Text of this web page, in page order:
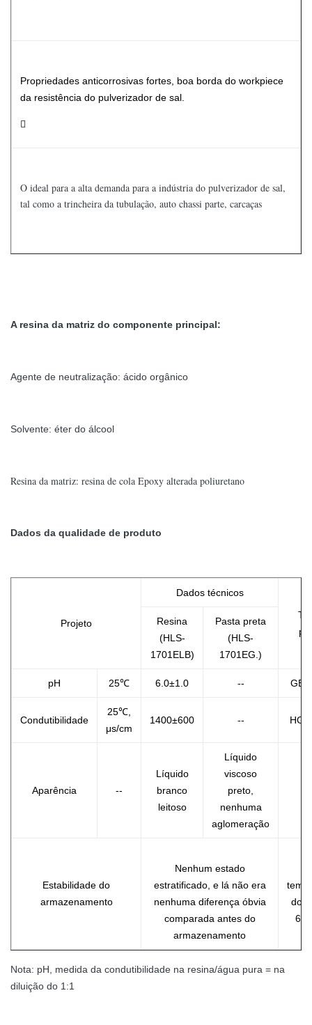
Propriedades anticorrosivas fortes, boa borda do workpiece
da resistência do pulverizador de sal.

O ideal para a alta demanda para a indústria do pulverizador de sal,
tal como a trincheira da tubulação, auto chassi parte, carcaças
A resina da matriz do componente principal:
Agente de neutralização: ácido orgânico
Solvente: éter do álcool
Resina da matriz: resina de cola Epoxy alterada poliuretano
Dados da qualidade de produto
Projeto
Dados técnicos
Resina
(HLS-
1701ELB)
Pasta preta
(HLS-
1701EG.)
pH 25℃ 6.0±1.0 -- GB/
Condutibilidade
25℃,
μs/cm
1400±600 -- HG/
Aparência --
Líquido
branco
leitoso
Líquido
viscoso
preto,
nenhuma
aglomeração
Estabilidade do
armazenamento
Nenhum estado
estratificado, e lá não era
nenhuma diferença óbvia
comparada antes do
armazenamento
do
6
Nota: pH, medida da condutibilidade na resina/água pura = na
diluição do 1:1